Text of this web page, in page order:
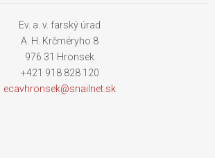
Ev. a. v. farský úrad
A. H. Krčméryho 8
976 31 Hronsek
+421 918 828 120
ecavhronsek@snai lnet.sk